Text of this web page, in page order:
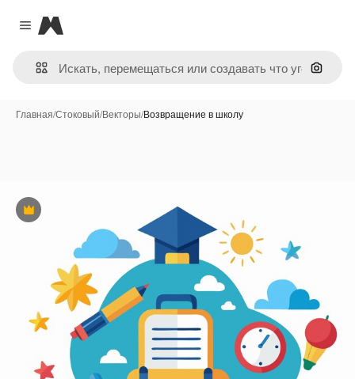
Close menu
Magnific
Поиск
Главная/Стоковый/Векторы/Возвращение в школу
Премиум